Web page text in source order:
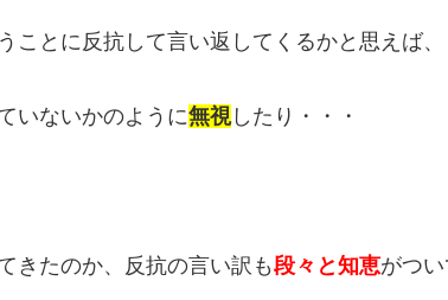
ことに反抗して言い返してくるかと思えば、
いないかのように無視したり・・・
きたのか、反抗の言い訳も段々と知恵がつい